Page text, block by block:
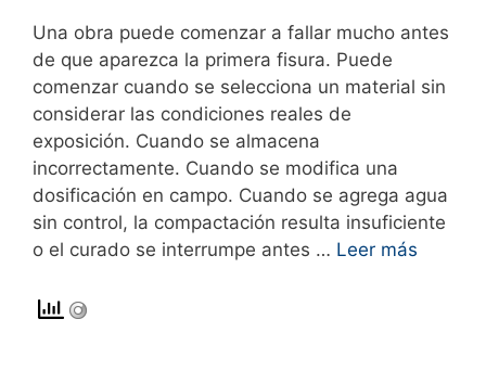
Una obra puede comenzar a fallar mucho antes
de que aparezca la primera fisura. Puede
comenzar cuando se selecciona un material sin
considerar las condiciones reales de
exposición. Cuando se almacena
incorrectamente. Cuando se modifica una
dosificación en campo. Cuando se agrega agua
sin control, la compactación resulta insuficiente
o el curado se interrumpe antes … Leer más